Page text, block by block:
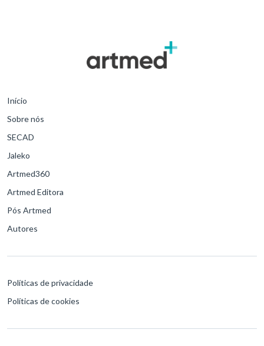
Início
Sobre nós
SECAD
Jaleko
Artmed360
Artmed Editora
Pós Artmed
Autores
Políticas de privacidade
Políticas de cookies